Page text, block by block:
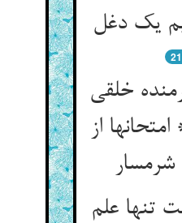
خلقی
از
تنها علم